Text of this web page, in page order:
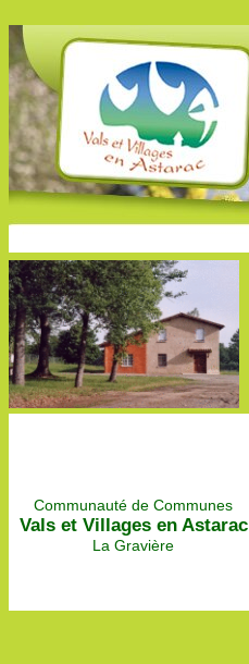
Communauté de Communes
Vals et Villages en Astarac
La Gravière